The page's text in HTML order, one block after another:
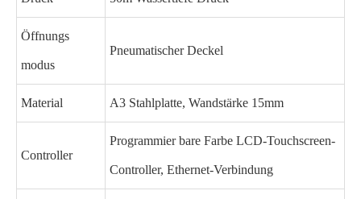
Öffnungs
modus
Pneumatischer Deckel
Material A3 Stahlplatte, Wandstärke 15mm
Controller
Programmier bare Farbe LCD-Touchscreen-
Controller, Ethernet-Verbindung